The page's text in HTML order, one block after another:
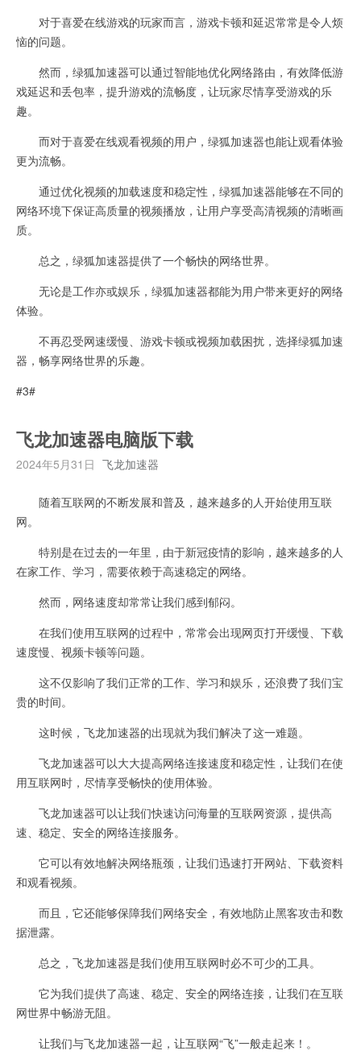
对于喜爱在线游戏的玩家而言，游戏卡顿和延迟常常是令人烦
恼的问题。
然而，绿狐加速器可以通过智能地优化网络路由，有效降低游
戏延迟和丢包率，提升游戏的流畅度，让玩家尽情享受游戏的乐
趣。
而对于喜爱在线观看视频的用户，绿狐加速器也能让观看体验
更为流畅。
通过优化视频的加载速度和稳定性，绿狐加速器能够在不同的
网络环境下保证高质量的视频播放，让用户享受高清视频的清晰画
质。
总之，绿狐加速器提供了一个畅快的网络世界。
无论是工作亦或娱乐，绿狐加速器都能为用户带来更好的网络
体验。
不再忍受网速缓慢、游戏卡顿或视频加载困扰，选择绿狐加速
器，畅享网络世界的乐趣。
#3#
飞龙加速器电脑版下载
2024年5月31日 飞龙加速器
随着互联网的不断发展和普及，越来越多的人开始使用互联
网。
特别是在过去的一年里，由于新冠疫情的影响，越来越多的人
在家工作、学习，需要依赖于高速稳定的网络。
然而，网络速度却常常让我们感到郁闷。
在我们使用互联网的过程中，常常会出现网页打开缓慢、下载
速度慢、视频卡顿等问题。
这不仅影响了我们正常的工作、学习和娱乐，还浪费了我们宝
贵的时间。
这时候，飞龙加速器的出现就为我们解决了这一难题。
飞龙加速器可以大大提高网络连接速度和稳定性，让我们在使
用互联网时，尽情享受畅快的使用体验。
飞龙加速器可以让我们快速访问海量的互联网资源，提供高
速、稳定、安全的网络连接服务。
它可以有效地解决网络瓶颈，让我们迅速打开网站、下载资料
和观看视频。
而且，它还能够保障我们网络安全，有效地防止黑客攻击和数
据泄露。
总之，飞龙加速器是我们使用互联网时必不可少的工具。
它为我们提供了高速、稳定、安全的网络连接，让我们在互联
网世界中畅游无阻。
让我们与飞龙加速器一起，让互联网“飞”一般走起来！。